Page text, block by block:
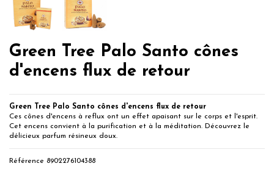
Green Tree Palo Santo cônes
d'encens flux de retour
Green Tree Palo Santo cônes d'encens flux de retour
Ces cônes d'encens à reflux ont un effet apaisant sur le corps et l'esprit.
Cet encens convient à la purification et à la méditation. Découvrez le
délicieux parfum résineux doux.
Référence 8902276104388